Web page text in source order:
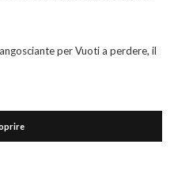
per Vuoti a perdere, il